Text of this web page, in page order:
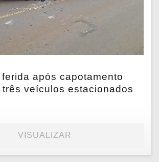
após capotamento
veículos estacionados
VISUALIZAR